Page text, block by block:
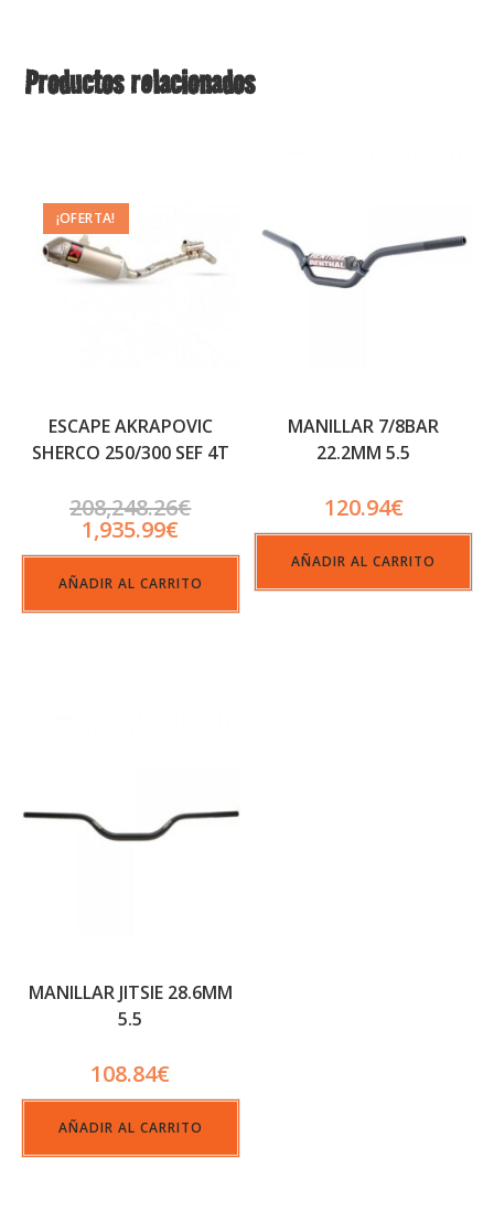
Productos relacionados
¡OFERTA!
ESCAPE AKRAPOVIC
SHERCO 250/300 SEF 4T
208,248.26€
1,935.99€
AÑADIR AL CARRITO
MANILLAR 7/8BAR
22.2MM 5.5
120.94€
AÑADIR AL CARRITO
MANILLAR JITSIE 28.6MM
5.5
108.84€
AÑADIR AL CARRITO